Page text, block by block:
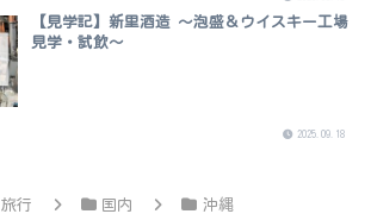
【見学記】新里酒造 ～泡盛＆ウイスキー工場
見学・試飲～
2025.09.18
旅行 国内 沖縄